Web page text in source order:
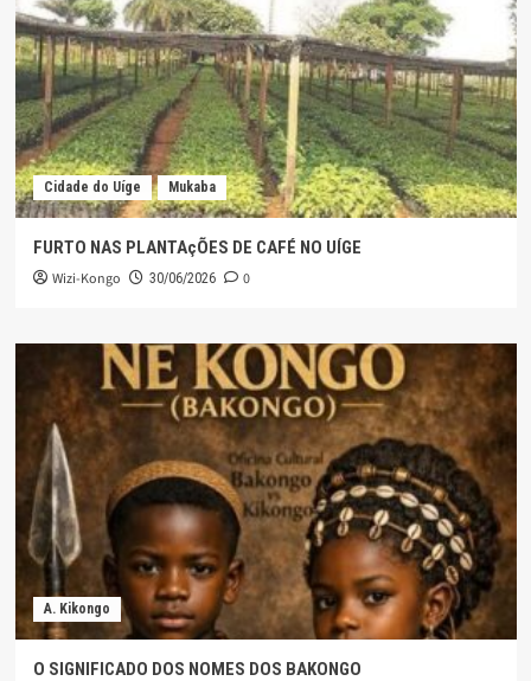
Cidade do Uíge Mukaba
FURTO NAS PLANTAçÕES DE CAFÉ NO UÍGE
Wizi-Kongo 30/06/2026 0
A. Kikongo
O SIGNIFICADO DOS NOMES DOS BAKONGO